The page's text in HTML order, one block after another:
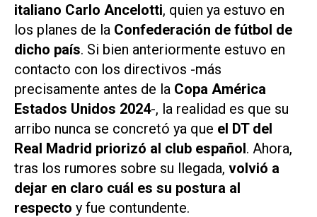
italiano Carlo Ancelotti, quien ya estuvo en
los planes de la Confederación de fútbol de
dicho país. Si bien anteriormente estuvo en
contacto con los directivos -más
precisamente antes de la Copa América
Estados Unidos 2024-, la realidad es que su
arribo nunca se concretó ya que el DT del
Real Madrid priorizó al club español. Ahora,
tras los rumores sobre su llegada, volvió a
dejar en claro cuál es su postura al
respecto y fue contundente.